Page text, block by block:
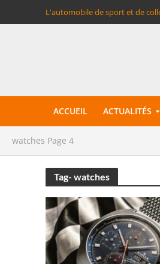
L'automobile de sport et de
ACCUEIL ACTUALITÉS
watches Page 4
Tag- watches